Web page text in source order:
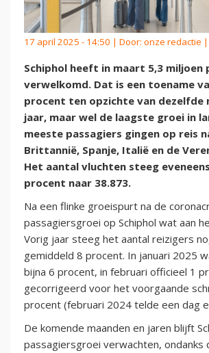
17 april 2025 - 14:50 | Door: onze redactie |
Schiphol heeft in maart 5,3 miljoen
verwelkomd. Dat is een toename
procent ten opzichte van dezelfde
jaar, maar wel de laagste groei in
meeste passagiers gingen op reis
Brittannië, Spanje, Italië en de
Het aantal vluchten steeg
procent naar 38.873.
Na een flinke groeispurt na de
passagiersgroei op Schiphol wat aan
Vorig jaar steeg het aantal reizigers
gemiddeld 8 procent. In januari 2025
bijna 6 procent, in februari officieel 1
gecorrigeerd voor het voorgaande
procent (februari 2024 telde een dag
De komende maanden en jaren blijft
passagiersgroei verwachten, ondanks